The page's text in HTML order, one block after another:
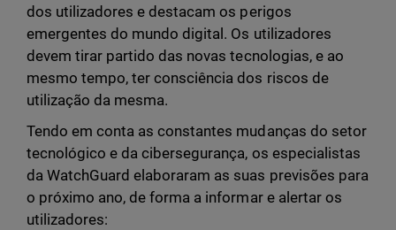
dos utilizadores e destacam os perigos
emergentes do mundo digital. Os utilizadores
devem tirar partido das novas tecnologias, e ao
mesmo tempo, ter consciência dos riscos de
utilização da mesma.
Tendo em conta as constantes mudanças do setor
tecnológico e da cibersegurança, os especialistas
da WatchGuard elaboraram as suas previsões para
o próximo ano, de forma a informar e alertar os
utilizadores: